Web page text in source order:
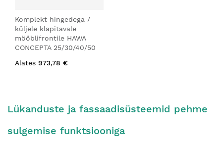
Komplekt hingedega /
küljele klapitavale
mööblifrontile HAWA
CONCEPTA 25/30/40/50
Alates 973,78 €
Lükanduste ja fassaadisüsteemid pehme
sulgemise funktsiooniga